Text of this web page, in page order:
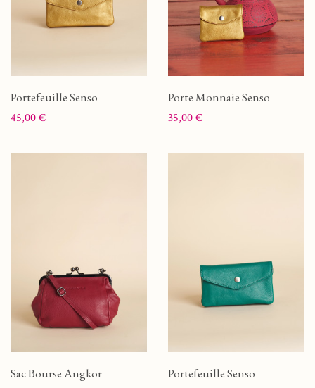
Portefeuille Senso
Prix
45,00 €
Porte Monnaie Senso
Prix
35,00 €
Sac Bourse Angkor Portefeuille Senso